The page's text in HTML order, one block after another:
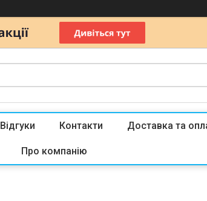
Відгуки Контакти Доставка та
Про компанію